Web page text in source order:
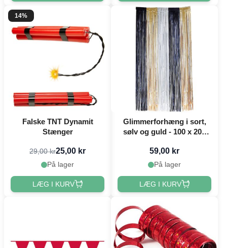
14%
Falske TNT Dynamit
Stænger
29,00 kr25,00 kr
På lager
LÆG I KURV
Glimmerforhæng i sort,
sølv og guld - 100 x 200
59,00 kr
På lager
LÆG I KURV